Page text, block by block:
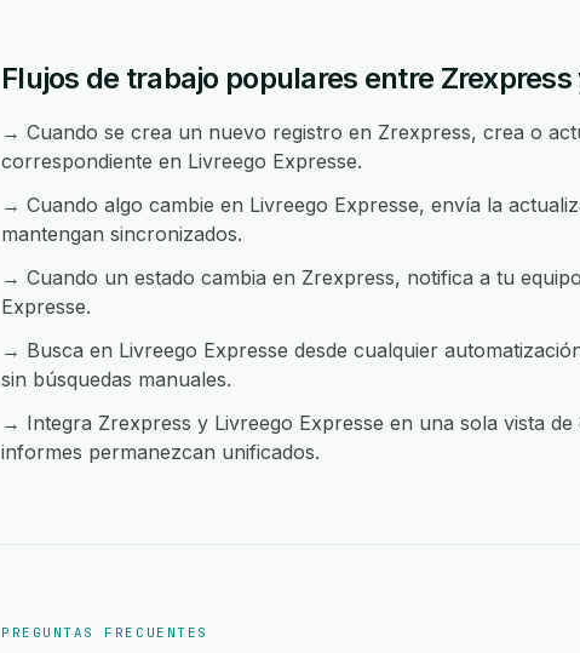
Flujos de trabajo populares entre
→ Cuando se crea un nuevo registro en Zrexpress, crea o
correspondiente en Livreego Expresse.
→ Cuando algo cambie en Livreego Expresse, envía la
mantengan sincronizados.
→ Cuando un estado cambia en Zrexpress, notifica a tu
Expresse.
→ Busca en Livreego Expresse desde cualquier
sin búsquedas manuales.
→ Integra Zrexpress y Livreego Expresse en una sola vista
informes permanezcan unificados.
PREGUNTAS FRECUENTES